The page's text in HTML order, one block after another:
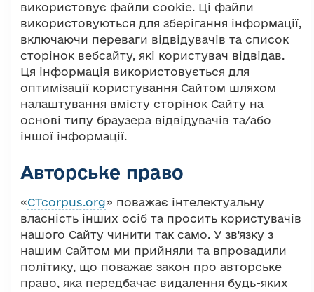
використовує файли cookie. Ці файли
використовуються для зберігання інформації,
включаючи переваги відвідувачів та список
сторінок вебсайту, які користувач відвідав.
Ця інформація використовується для
оптимізації користування Сайтом шляхом
налаштування вмісту сторінок Сайту на
основі типу браузера відвідувачів та/або
іншої інформації.
Авторське право
«CTcorpus.org» поважає інтелектуальну
власність інших осіб та просить користувачів
нашого Сайту чинити так само. У зв'язку з
нашим Сайтом ми прийняли та впровадили
політику, що поважає закон про авторське
право, яка передбачає видалення будь-яких